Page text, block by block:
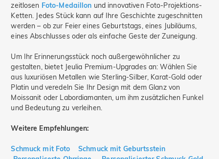
zeitlosen Foto-Medaillon und innovativen Foto-Projektions-
Ketten. Jedes Stück kann auf Ihre Geschichte zugeschnitten
werden – ob zur Feier eines Geburtstags, eines Jubiläums,
eines Abschlusses oder als einfache Geste der Zuneigung.
Um Ihr Erinnerungsstück noch außergewöhnlicher zu
gestalten, bietet Jeulia Premium-Upgrades an: Wählen Sie
aus luxuriösen Metallen wie Sterling-Silber, Karat-Gold oder
Platin und veredeln Sie Ihr Design mit dem Glanz von
Moissanit oder Labordiamanten, um ihm zusätzlichen Funkel
und Bedeutung zu verleihen.
Weitere Empfehlungen:
Schmuck mit Foto
Schmuck mit Geburtsstein